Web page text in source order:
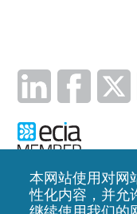
隐私政策 |
本网站使用对网
性化内容，并允